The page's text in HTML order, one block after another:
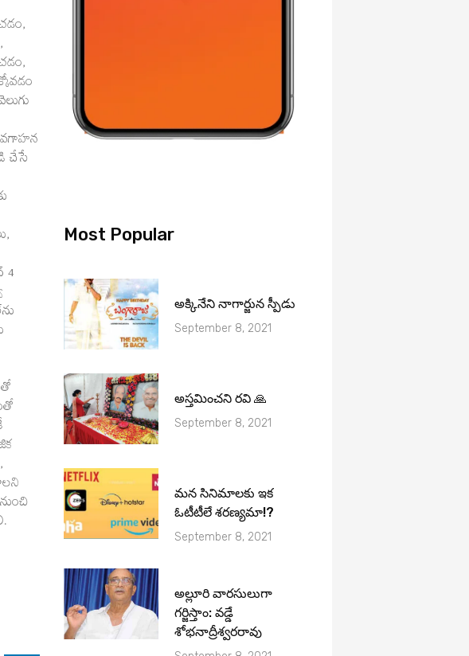
చేసే
4
Most Popular
అక్కినేని నాగార్జున స్పీడు
September 8, 2021
అస్తమించని రవి 🙏
September 8, 2021
మ‌న సినిమాల‌కు ఇక
ఓటీటీలే శ‌ర‌ణ్య‌మా!?
September 8, 2021
అల్లూరి వారసులుగా
గర్జిస్తాం: వడ్డే
శోభనాద్రీశ్వరరావు